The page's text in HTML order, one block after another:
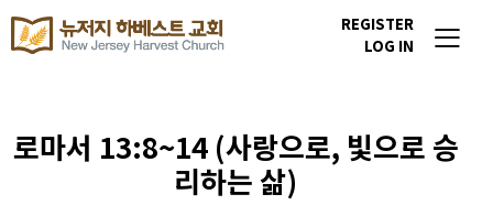
REGISTER
LOG IN
로마서 13:8~14 (사랑으로, 빛으로 승
리하는 삶)